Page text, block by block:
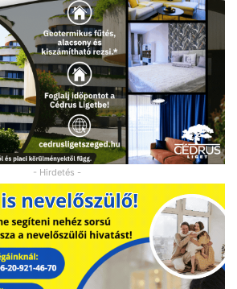
- Hirdetés -